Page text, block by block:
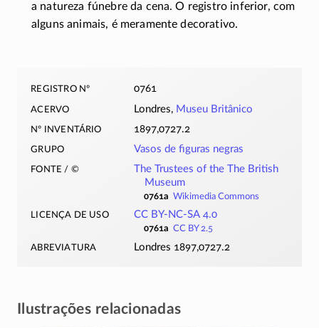
a natureza fúnebre da cena. O registro inferior, com
alguns animais, é meramente decorativo.
registro nº 0761
acervo Londres, Museu Britânico
nº inventário 1897,0727.2
grupo Vasos de figuras negras
fonte / ©
The Trustees of the The British
Museum
0761a Wikimedia Commons
licença de uso CC BY-NC-SA 4.0
0761a CC BY 2.5
abreviatura Londres 1897,0727.2
Ilustrações relacionadas